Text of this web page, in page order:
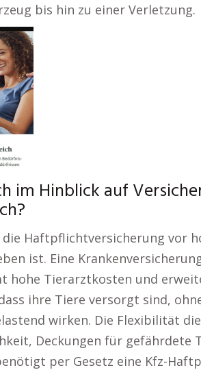
bis hin zu einer Verletzung.
im Hinblick auf
Haftpflichtversicherung vor
ist. Eine
hohe Tierarztkosten und
ihre Tiere versorgt sind,
wirken. Die Flexibilität
Deckungen für gefährdete
per Gesetz eine Kfz-